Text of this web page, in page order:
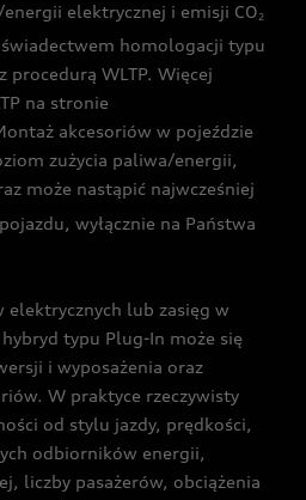
elektrycznej i emisji CO2
homologacji typu
procedurą WLTP. Więcej
na stronie
akcesoriów w pojeździe
zużycia paliwa/energii,
może nastąpić najwcześniej
wyłącznie na Państwa
elektrycznych lub zasięg w
typu Plug-In może się
i wyposażenia oraz
W praktyce rzeczywisty
od stylu jazdy, prędkości,
odbiorników energii,
liczby pasażerów, obciążenia